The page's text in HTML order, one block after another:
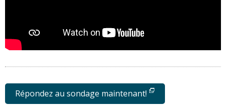
Répondez au sondage maintenant!